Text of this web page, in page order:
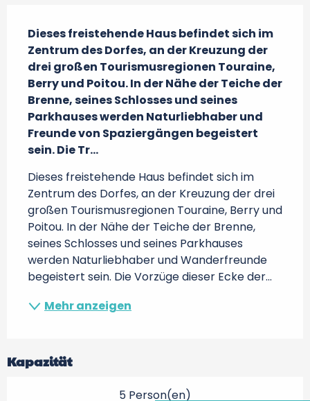
Dieses freistehende Haus befindet sich im
Zentrum des Dorfes, an der Kreuzung der
drei großen Tourismusregionen Touraine,
Berry und Poitou. In der Nähe der Teiche der
Brenne, seines Schlosses und seines
Parkhauses werden Naturliebhaber und
Freunde von Spaziergängen begeistert
sein. Die Tr...
Dieses freistehende Haus befindet sich im
Zentrum des Dorfes, an der Kreuzung der drei
großen Tourismusregionen Touraine, Berry und
Poitou. In der Nähe der Teiche der Brenne,
seines Schlosses und seines Parkhauses
werden Naturliebhaber und Wanderfreunde
begeistert sein. Die Vorzüge dieser Ecke der...
Mehr anzeigen
Kapazität
5 Person(en)